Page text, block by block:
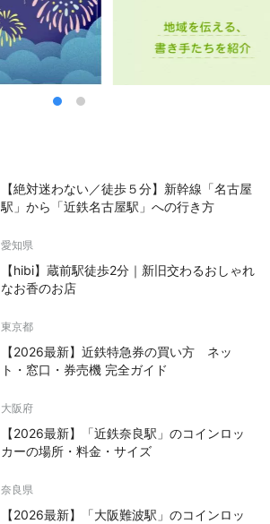
【絶対迷わない／徒歩５分】新幹線「名古屋
駅」から「近鉄名古屋駅」への行き方
愛知県
【hibi】蔵前駅徒歩2分｜新旧交わるおしゃれ
なお香のお店
東京都
【2026最新】近鉄特急券の買い方 ネッ
ト・窓口・券売機 完全ガイド
大阪府
【2026最新】「近鉄奈良駅」のコインロッ
カーの場所・料金・サイズ
奈良県
【2026最新】「大阪難波駅」のコインロッ